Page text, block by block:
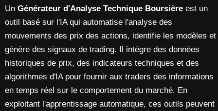
Un Générateur d'Analyse Technique Boursière est un
outil basé sur l'IA qui automatise l'analyse des
mouvements des prix des actions, identifie les modèles et
génère des signaux de trading. Il intègre des données
historiques de prix, des indicateurs techniques et des
algorithmes d'IA pour fournir aux traders des informations
en temps réel sur le comportement du marché. En
exploitant l'apprentissage automatique, ces outils peuvent